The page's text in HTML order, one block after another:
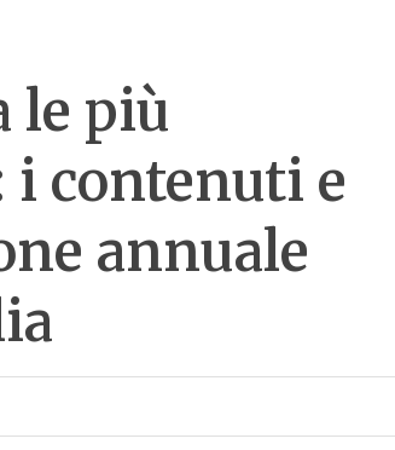
le più
i contenuti e
annuale